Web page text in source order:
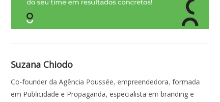
Suzana Chiodo
Co-founder da Agência Poussée, empreendedora, formada
em Publicidade e Propaganda, especialista em branding e